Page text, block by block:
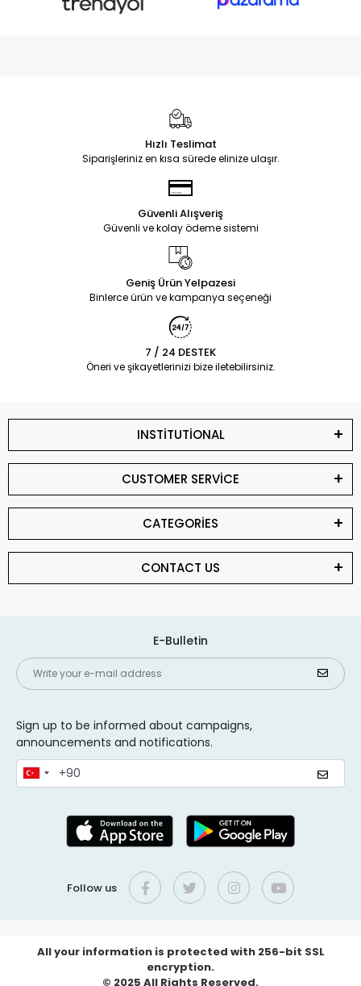
Hızlı Teslimat
Siparişleriniz en kısa sürede elinize ulaşır.
Güvenli Alışveriş
Güvenli ve kolay ödeme sistemi
Geniş Ürün Yelpazesi
Binlerce ürün ve kampanya seçeneği
7 / 24 DESTEK
Öneri ve şikayetlerinizi bize iletebilirsiniz.
INSTİTUTİONAL
CUSTOMER SERVİCE
CATEGORİES
CONTACT US
E-Bulletin
Sign up to be informed about campaigns,
announcements and notifications.
Follow us
All your information is protected with 256-bit SSL
encryption.
© 2025 All Rights Reserved.